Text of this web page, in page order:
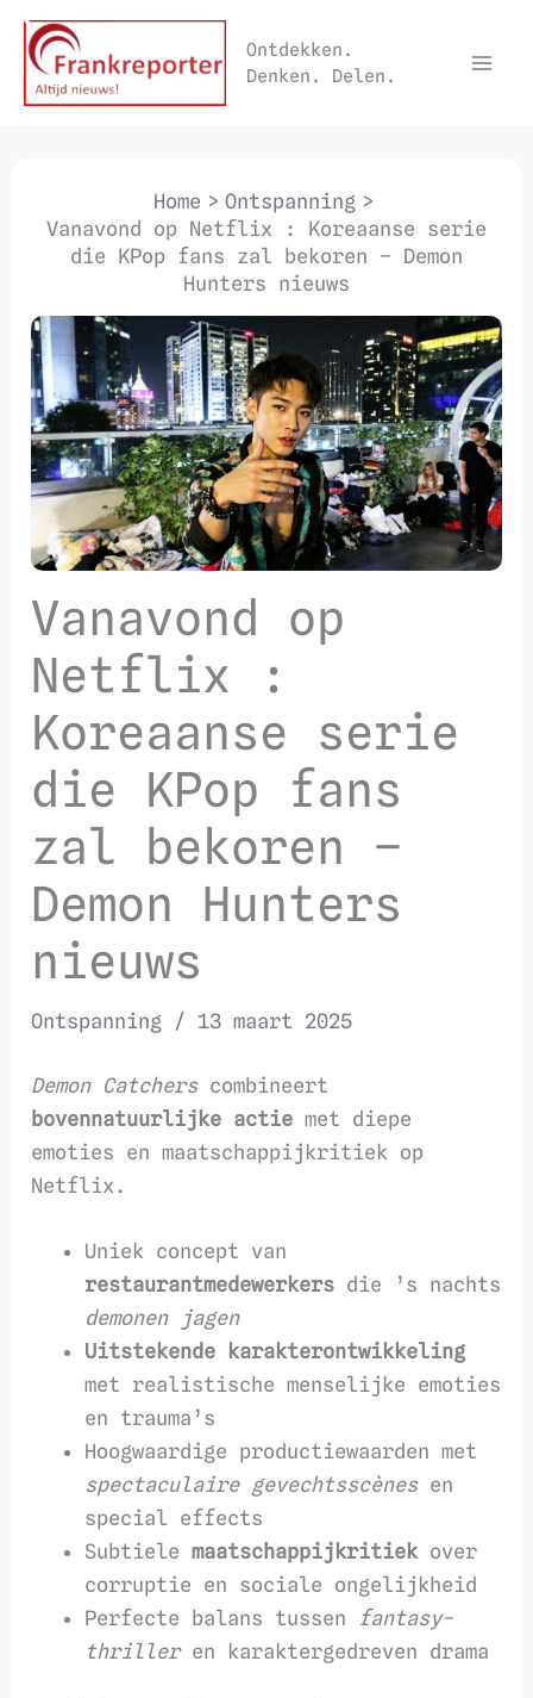
naar
Ontdekken.
Denken. Delen.
Home
Ontspanning
Vanavond op Netflix : Koreaanse serie
die KPop fans zal bekoren – Demon
Hunters nieuws
Vanavond op
Netflix :
Koreaanse serie
die KPop fans
zal bekoren –
Demon Hunters
nieuws
Ontspanning /13 maart 2025
Demon Catcherscombineert
bovennatuurlijke actie met diepe
emoties en maatschappijkritiek op
Netflix.
Uniek concept van
restaurantmedewerkers die ’s nachts
demonen jagen
Uitstekende karakterontwikkeling
met realistische menselijke emoties
en trauma’s
Hoogwaardige productiewaarden met
spectaculaire gevechtsscènesen
special effects
Subtielemaatschappijkritiek over
corruptie en sociale ongelijkheid
Perfecte balans tussen fantasy-
thrilleren karaktergedreven drama